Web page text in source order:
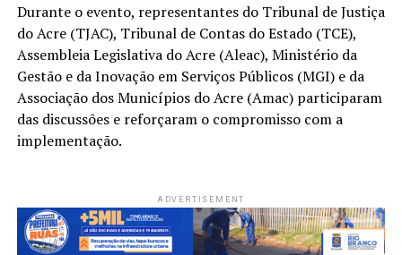
Durante o evento, representantes do Tribunal de Justiça
do Acre (TJAC), Tribunal de Contas do Estado (TCE),
Assembleia Legislativa do Acre (Aleac), Ministério da
Gestão e da Inovação em Serviços Públicos (MGI) e da
Associação dos Municípios do Acre (Amac) participaram
das discussões e reforçaram o compromisso com a
implementação.
ADVERTISEMENT